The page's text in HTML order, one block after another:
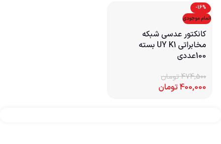
-16%
اتمام موجودی
کانکتور عدسی شبکه
مخابراتی UY K1 بسته
100عددی
474,500تومان
400,000تومان